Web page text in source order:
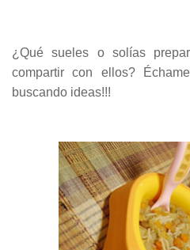
¿Qué sueles o solías
compartir con ellos?
buscando ideas!!!